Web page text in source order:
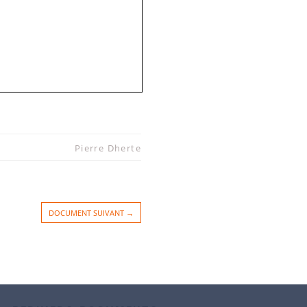
Pierre Dherte
DOCUMENT SUIVANT →